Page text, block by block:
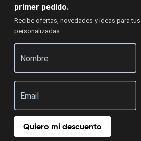
primer pedido.
Recibe ofertas, novedades y ideas para
personalizadas.
Quiero mi descuento